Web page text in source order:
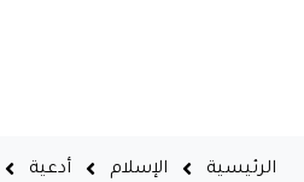
الرئيسية الإسلام أدعية